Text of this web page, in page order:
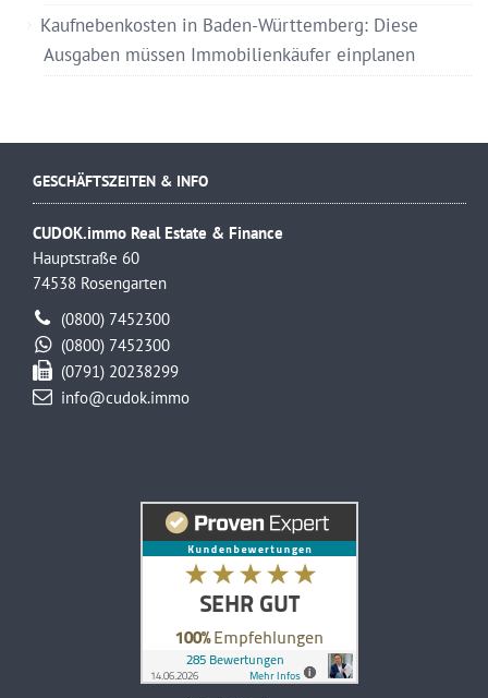
Kaufnebenkosten in Baden-Württemberg: Diese
Ausgaben müssen Immobilienkäufer einplanen
GESCHÄFTSZEITEN & INFO
CUDOK.immo Real Estate & Finance
Hauptstraße 60
74538 Rosengarten
(0800) 7452300
(0800) 7452300
(0791) 20238299
info@cudok.immo